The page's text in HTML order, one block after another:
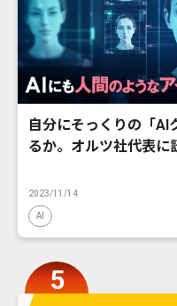
自分にそっくりの「AI
るか。オルツ社代表に
2023/11/14
AI